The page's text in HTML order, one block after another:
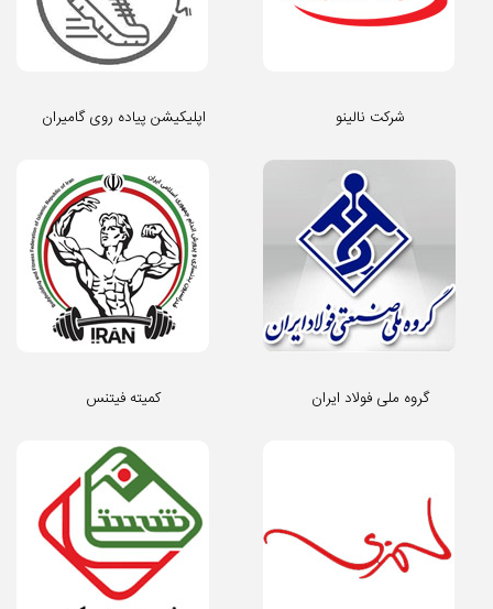
اپلیکیشن پیاده روی گامیران شرکت نالینو
کمیته فیتنس گروه ملی فولاد ایران